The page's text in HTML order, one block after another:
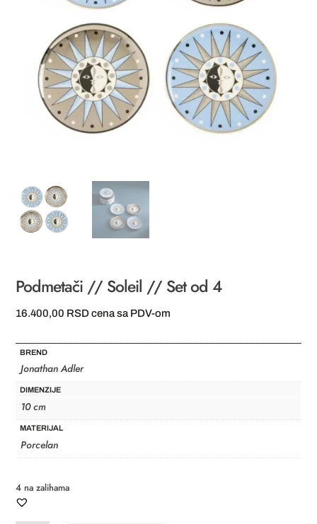
Podmetači // Soleil // Set od 4
16.400,00 RSD cena sa PDV-om
BREND
Jonathan Adler
DIMENZIJE
10 cm
MATERIJAL
Porcelan
4 na zalihama